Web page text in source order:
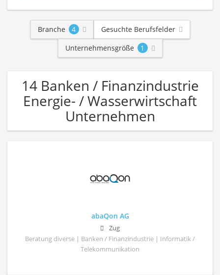
Branche 4
Gesuchte Berufsfelder
Unternehmensgröße
1
14 Banken / Finanzindustrie
Energie- / Wasserwirtschaft
Unternehmen
abaQon AG
Zug
Beratung diverse | Banken / Finanzindustrie | Informatik /
Telekommunikation